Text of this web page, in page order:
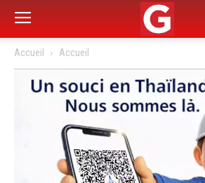
Accueil Accueil